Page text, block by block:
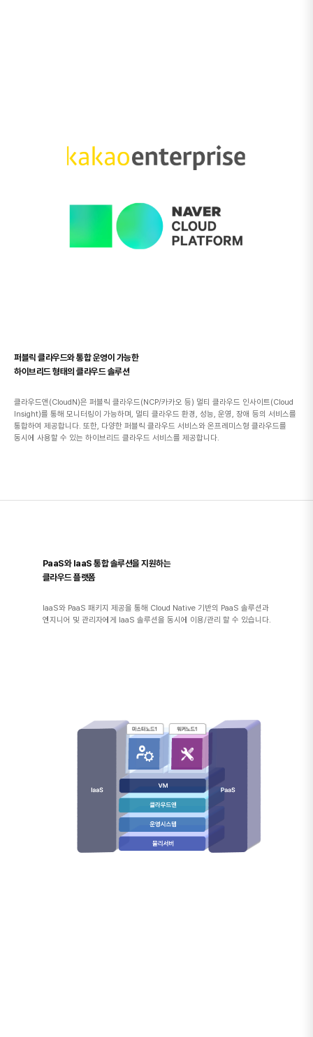
퍼블릭 클라우드와 통합 운영이 가능한
하이브리드 형태의 클라우드 솔루션
클라우드앤(CloudN)은 퍼블릭 클라우드(NCP/카카오 등) 멀티 클라우드 인사이트(Cloud
Insight)를 통해 모니터링이 가능하며, 멀티 클라우드 환경, 성능, 운영, 장애 등의 서비스를
통합하여 제공합니다. 또한, 다양한 퍼블릭 클라우드 서비스와 온프레미스형 클라우드를
동시에 사용할 수 있는 하이브리드 클라우드 서비스를 제공합니다.
PaaS와 IaaS 통합 솔루션을 지원하는
클라우드 플랫폼
IaaS와 PaaS 패키지 제공을 통해 Cloud Native 기반의 PaaS 솔루션과
엔지니어 및 관리자에게 IaaS 솔루션을 동시에 이용/관리 할 수 있습니다.